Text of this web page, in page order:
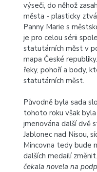
výseči, do něhož
města - plasticky
Panny Marie s
je pro celou sérii
statutárních měst v
mapa České
řeky, pohoří a body,
statutárních měst.
Původně byla sada
tohoto roku však
jmenována další dvě
Jablonec nad Nisou,
Mincovna tedy bude
dalších medailí změnit.
čekala novela na